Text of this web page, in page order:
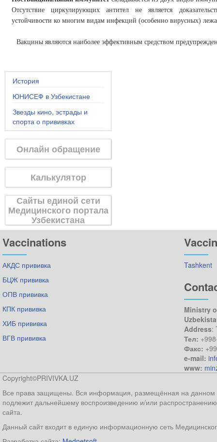
Отсутствие циркулирующих антител не является
устойчивости ко многим видам инфекций (особенно вирусных)
Вакцины являются наиболее эффективным средством
История
ЮНИСЕФ в Узбекистане
Звезды кино, эстрады и
спорта о прививках
Онлайн обращение
Калькулятор
Сайты единой сети
Медицинского портала
Узбекистана
Vaccinations
АКДС прививка
БЦЖ прививка
ОПВ прививка
КПК прививка
ХИБ прививка
ВГВ прививка
Tashkent
Ministry
Address:
Тел:
Факс:
e-mail:
www:
Copyright©PRIVIVKA.UZ
Все права защищены. Вся информация, размещённая на данном
подлежит дальнейшему воспроизведению и/или
сайта.
Данный сайт входит в единую информационную сеть